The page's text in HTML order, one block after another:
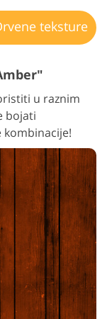
teksture
u raznim
bojati